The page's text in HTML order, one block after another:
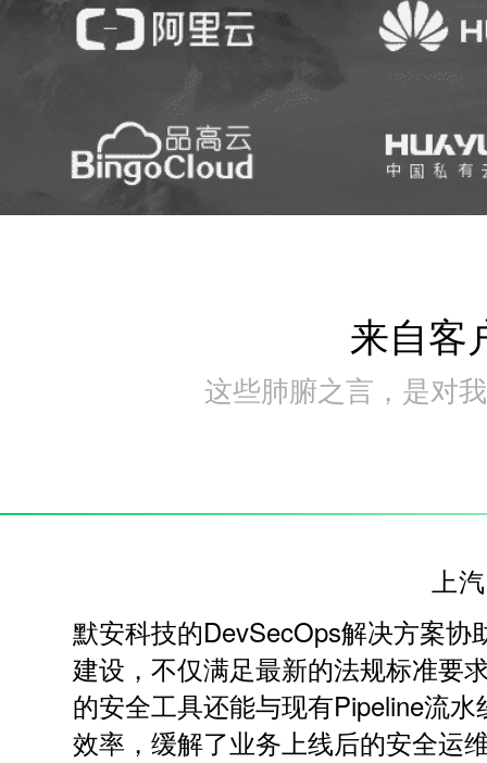
来自客
这些肺腑之言，是对
上
默安科技的DevSecOps解决方案
建设，不仅满足最新的法规标准要
的安全工具还能与现有Pipeline流
效率，缓解了业务上线后的安全运